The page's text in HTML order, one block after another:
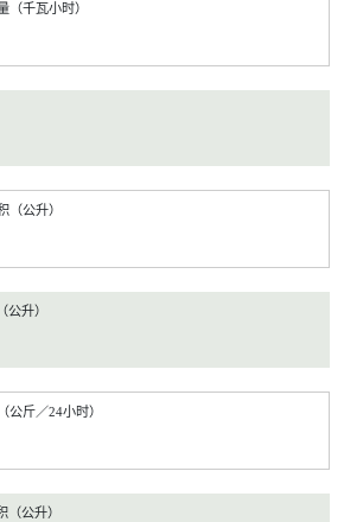
（千瓦小时）
（公升）
公升）
公斤／24小时）
（公升）